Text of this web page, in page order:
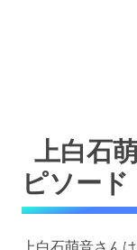
上白石
ピソード